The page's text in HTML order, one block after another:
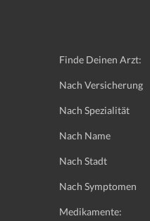
Finde Deinen Arzt:
Nach Versicherung
Nach Spezialität
Nach Name
Nach Stadt
Nach Symptomen
Medikamente: